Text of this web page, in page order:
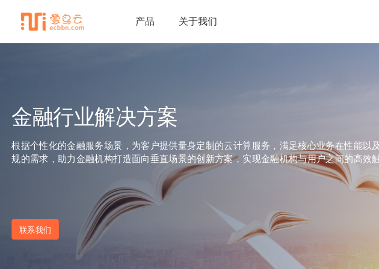
产品 关于我们
金融行业解决方案
根据个性化的金融服务场景，为客户提供量身定制的云计算服务，满足核心业务在性能以
规的需求，助力金融机构打造面向垂直场景的创新方案，实现金融机构与用户之间的高效触
联系我们